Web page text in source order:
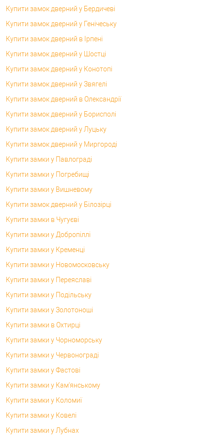
Купити замок дверний у Бердичеві
Купити замок дверний у Генічеську
Купити замок дверний в Ірпені
Купити замок дверний у Шостці
Купити замок дверний у Конотопі
Купити замок дверний у Звягелі
Купити замок дверний в Олександрії
Купити замок дверний у Борисполі
Купити замок дверний у Луцьку
Купити замок дверний у Миргороді
Купити замки у Павлограді
Купити замки у Погребищі
Купити замки у Вишневому
Купити замок дверний у Білозірці
Купити замки в Чугуєві
Купити замки у Добропіллі
Купити замки у Кременці
Купити замки у Новомосковську
Купити замки у Переяславі
Купити замки у Подільську
Купити замки у Золотоноші
Купити замки в Охтирці
Купити замки у Чорноморську
Купити замки у Червонограді
Купити замки у Фастові
Купити замки у Кам'янському
Купити замки у Коломиї
Купити замки у Ковелі
Купити замки у Лубнах